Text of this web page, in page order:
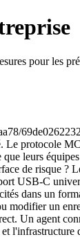
pour les
a permis l'exécution de commandes arbitraires à distance sur la machine cliente. **Angles morts d'audit.** Sans journalisation structurée attribuant chaque action à un utilisateur identifié, une équipe sécurité ne peut ni détecter une activité anormale en temps réel, ni reconstituer une chronologie d'attaque après coup. C'est un problème de conformité autant que de sécurité : le RGPD impose de pouvoir démontrer quelle donnée a été traitée, quand et par qui. Une étude 2025 sur les usages IA en entreprise a montré que moins de 15 % des systèmes étaient capables de reconstituer intégralement le parcours de décision d'un agent après un incident. Le